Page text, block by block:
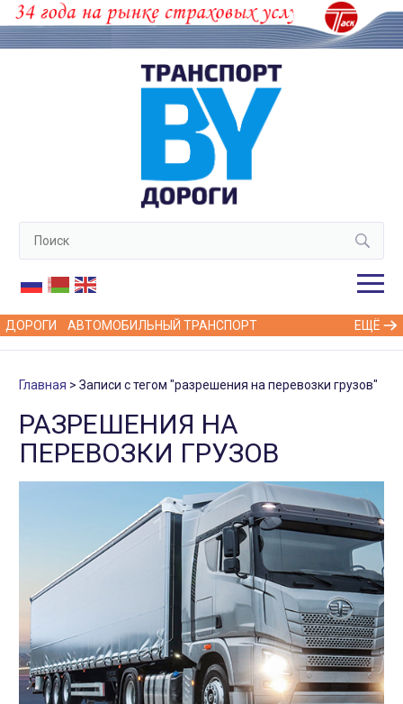
ДОРОГИ АВТОМОБИЛЬНЫЙ ТРАНСПОРТ ЕЩЁ
Главная Записи с тегом "разрешения на перевозки грузов"
РАЗРЕШЕНИЯ НА
ПЕРЕВОЗКИ ГРУЗОВ